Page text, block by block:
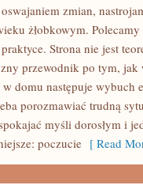
zmian,
żłobkowym.
Strona nie jest
przewodnik po tym,
w domu następuje wybuch
porozmawiać trudną
myśli dorosłym i
poczucie [ Read